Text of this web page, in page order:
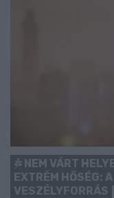
NEM VÁRT
EXTRÉM HŐSÉG:
VESZÉLYFORRÁS